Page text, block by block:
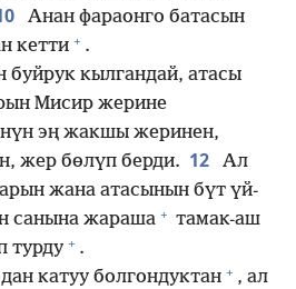
Анан фараонго батасын
кетти + .
буйрук кылгандай, атасы
Мисир жерине
эң жакшы жеринен,
жер бөлүп берди. 12
Ал
жана атасынын бүт үй-
санына жараша + тамак-аш
турду + .
катуу болгондуктан + , ал